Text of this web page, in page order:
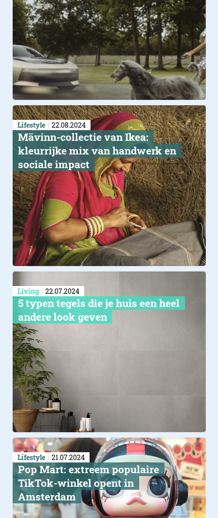
Lifestyle 22.08.2024
Mävinn-collectie van Ikea:
kleurrijke mix van handwerk en
sociale impact
Living 22.07.2024
5 typen tegels die je huis een heel
andere look geven
Lifestyle 21.07.2024
Pop Mart: extreem populaire
TikTok-winkel opent in
Amsterdam